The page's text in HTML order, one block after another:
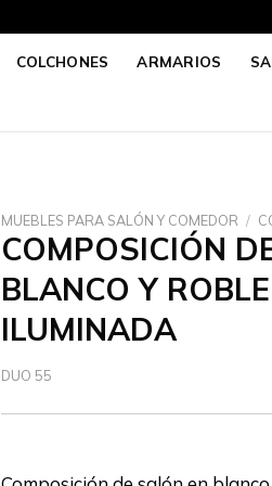
COLCHONES ARMARIOS
MUEBLES PARA SALÓN Y COMEDOR /
COMPOSICIÓN
BLANCO Y
ILUMINADA
DUO 55